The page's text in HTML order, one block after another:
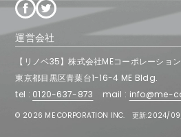
運営会社
【リノベ35】株式会社MEコーポレーション
東京都目黒区青葉台1-16-4 ME Bldg.
tel : 0120-637-873 mail : info@me-
© 2026 ME CORPORATION INC. 更新:2024/